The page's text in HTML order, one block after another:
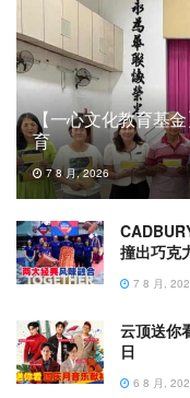
【一心文化教育基
育
7 8 月, 2026
撞出巧克
7 8 月,
云顶送你
日
6 8 月,